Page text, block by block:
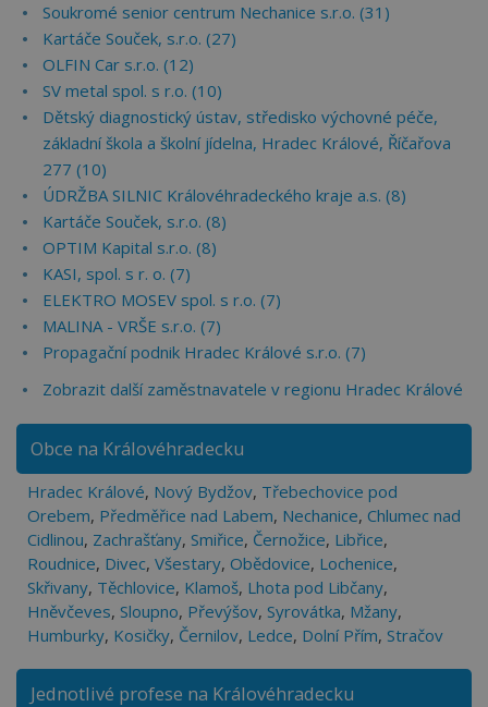
Soukromé senior centrum Nechanice s.r.o. (31)
Kartáče Souček, s.r.o. (27)
OLFIN Car s.r.o. (12)
SV metal spol. s r.o. (10)
Dětský diagnostický ústav, středisko výchovné péče,
základní škola a školní jídelna, Hradec Králové, Říčařova
277 (10)
ÚDRŽBA SILNIC Královéhradeckého kraje a.s. (8)
Kartáče Souček, s.r.o. (8)
OPTIM Kapital s.r.o. (8)
KASI, spol. s r. o. (7)
ELEKTRO MOSEV spol. s r.o. (7)
MALINA - VRŠE s.r.o. (7)
Propagační podnik Hradec Králové s.r.o. (7)
Zobrazit další zaměstnavatele v regionu Hradec Králové
Obce na Královéhradecku
Hradec Králové, Nový Bydžov, Třebechovice pod
Orebem, Předměřice nad Labem, Nechanice, Chlumec nad
Cidlinou, Zachrašťany, Smiřice, Černožice, Libřice,
Roudnice, Divec, Všestary, Obědovice, Lochenice,
Skřivany, Těchlovice, Klamoš, Lhota pod Libčany,
Hněvčeves, Sloupno, Převýšov, Syrovátka, Mžany,
Humburky, Kosičky, Černilov, Ledce, Dolní Přím, Stračov
Jednotlivé profese na Královéhradecku